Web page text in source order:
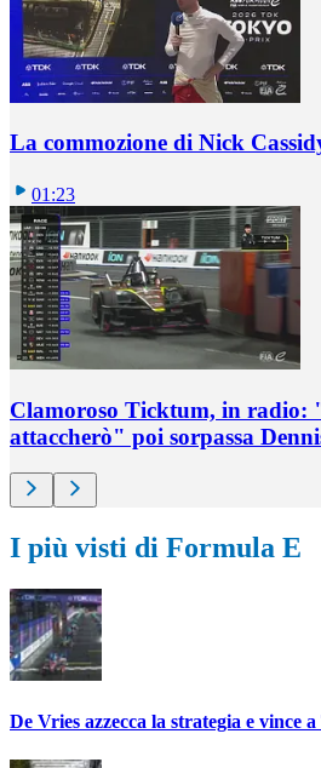
La commozione di Nick
01:23
Clamoroso Ticktum, in radio:
attaccherò" poi sorpassa
I più visti di Formula E
De Vries azzecca la strategia e vince